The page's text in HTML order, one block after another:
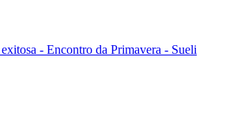
- Encontro da Primavera - Sueli